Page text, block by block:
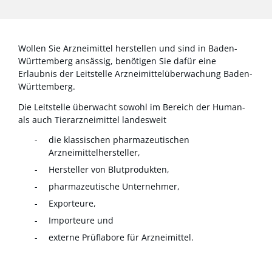
Wollen Sie Arzneimittel herstellen und sind in Baden-
Württemberg ansässig, benötigen Sie dafür eine
Erlaubnis der Leitstelle Arzneimittelüberwachung Baden-
Württemberg.
Die Leitstelle überwacht sowohl im Bereich der Human-
als auch Tierarzneimittel landesweit
die klassischen pharmazeutischen
Arzneimittelhersteller,
Hersteller von Blutprodukten,
pharmazeutische Unternehmer,
Exporteure,
Importeure und
externe Prüflabore für Arzneimittel.